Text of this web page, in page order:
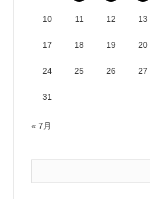
10 11 12 13
17 18 19 20
24 25 26 27
31
« 7月